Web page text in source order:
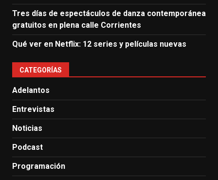
Tres días de espectáculos de danza contemporánea
gratuitos en plena calle Corrientes
Qué ver en Netflix: 12 series y películas nuevas
CATEGORÍAS
Adelantos
Entrevistas
Noticias
Podcast
Programación